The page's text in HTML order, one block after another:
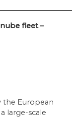
fleet –
the European
large-scale